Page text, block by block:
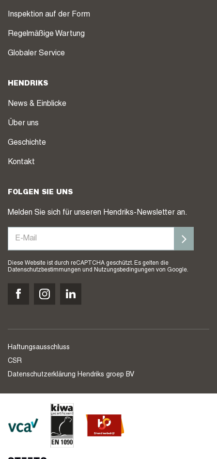
Inspektion auf der Form
Regelmäßige Wartung
Globaler Service
HENDRIKS
News & Einblicke
Über uns
Geschichte
Kontakt
FOLGEN SIE UNS
Melden Sie sich für unseren Hendriks-Newsletter an.
Diese Website ist durch reCAPTCHA geschützt. Es gelten die
Datenschutzbestimmungen und Nutzungsbedingungen von Google.
Haftungsausschluss
CSR
Datenschutzerklärung Hendriks groep BV